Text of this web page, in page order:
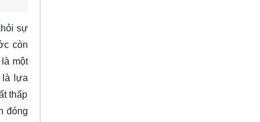
sự
còn
một
là lựa
thấp
đóng